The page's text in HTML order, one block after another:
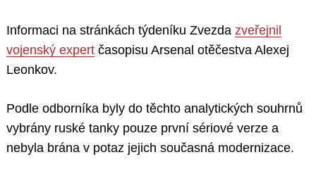
Informaci na stránkách týdeníku Zvezda zveřejnil
vojenský expert časopisu Arsenal otěčestva Alexej
Leonkov.
Podle odborníka byly do těchto analytických souhrnů
vybrány ruské tanky pouze první sériové verze a
nebyla brána v potaz jejich současná modernizace.